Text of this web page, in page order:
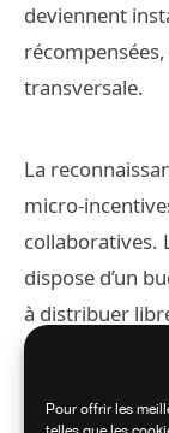
Pour offrir les
deviennent
transversale.
La
micro-
collaboratives.
dispose d’un
à distribuer
Cette
Salesforce,